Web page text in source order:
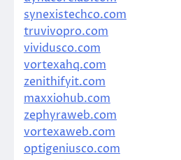
synexistechco.com
truvivopro.com
vividusco.com
vortexahq.com
zenithifyit.com
maxxiohub.com
zephyraweb.com
vortexaweb.com
optigeniusco.com